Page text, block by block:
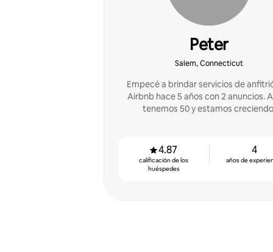
Peter
Salem, Connecticut
Empecé a brindar servicios de
Airbnb hace 5 años con 2 anuncios.
tenemos 50 y estamos
4.87
calificación de los
huéspedes
4
años de